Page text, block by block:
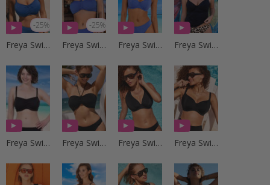
-25%
Freya Swim
-25%
Freya Swim Freya Swim Freya Swim
Freya Swim Freya Swim Freya Swim Freya Swim